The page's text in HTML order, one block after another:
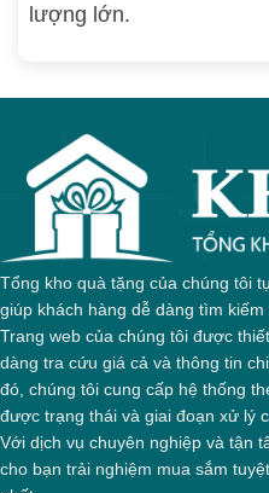
lượng lớn.
Tổng kho quà tặng của chúng tôi
giúp khách hàng dễ dàng tìm
Trang web của chúng tôi được
dàng tra cứu giá cả và thông tin
đó, chúng tôi cung cấp hệ thống
được trạng thái và giai đoạn xử lý
Với dịch vụ chuyên nghiệp và tận
cho bạn trải nghiệm mua sắm